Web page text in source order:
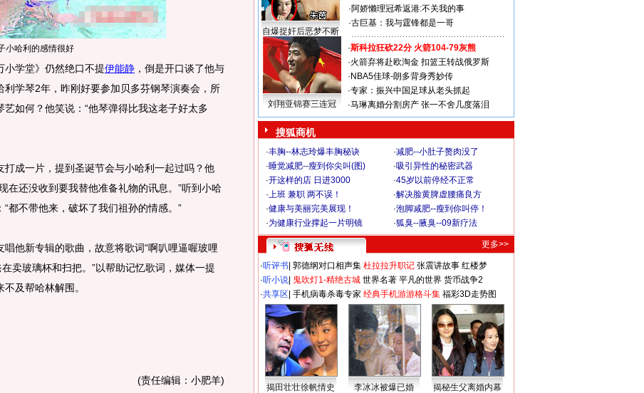
小哈利的感情很好
小学堂》仍然绝口不提伊能静 ，倒是开口谈了他与
利学琴2年，昨刚好要参加贝多芬钢琴演奏会，所
如何？他笑说：“他琴弹得比我这老子好太多
成一片，提到圣诞节会与小哈利一起过吗？他
在还没收到要我替他准备礼物的讯息。”听到小哈
都不带他来，破坏了我们祖孙的情感。”
他新专辑的歌曲，故意将歌词“啊叭哩逼喔玻哩
卖玻璃杯和扫把。”以帮助记忆歌词，媒体一提
及帮哈林解围。
(责任编辑：小肥羊)
自爆捉奸后恶梦不断
·阿娇懒理冠希返港:不关我的事
·古巨基：我与霆锋都是一哥
刘翔亚锦赛三连冠
·斯科拉狂砍22分 火箭104-79灰熊
·火箭弃将赴欧淘金 扣篮王转战俄罗斯
· NBA5佳球-朗多背身秀妙传
·专家：振兴中国足球从老头抓起
·马琳离婚分割房产 张一不舍几度落泪
搜狐商机
·丰胸--林志玲爆丰胸秘诀 ·减肥--小肚子赘肉没了
·睡觉减肥--瘦到你尖叫(图) ·吸引异性的秘密武器
·开这样的店 日进3000 ·45岁以前停经不正常
·上班 兼职 两不误！ ·解决脸黄脾虚腰痛良方
·健康与美丽完美展现！ ·泡脚减肥--瘦到你叫停！
·为健康行业撑起一片明镜 ·狐臭--腋臭--09新疗法
更多>>
·听评书 郭德纲对口相声集 杜拉拉升职记 张震讲故事 红楼梦
·听小说 鬼吹灯1-精绝古城 世界名著 平凡的世界 货币战争2
·共享区 手机病毒杀毒专家 经典手机游游格斗集 福彩3D走势图
揭田壮壮徐帆情史 李冰冰被爆已婚
揭秘生父离婚内幕